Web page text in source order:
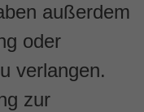
außerdem
oder
verlangen.
zur